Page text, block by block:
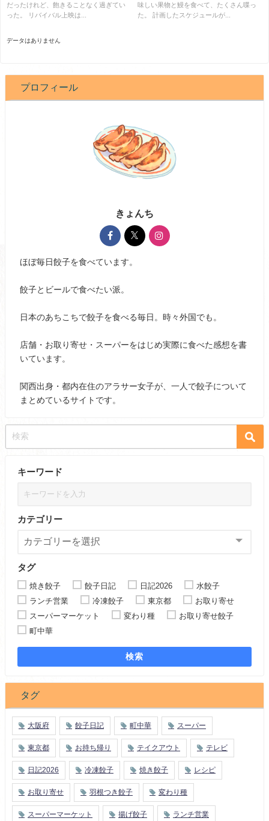
だったけれど、飽きることなく過ぎてい
った。 リバイバル上映は...
味しい果物と鰻を食べて、たくさん喋っ
た。 計画したスケジュールが...
データはありません
プロフィール
きょんち
ほぼ毎日餃子を食べています。
餃子とビールで食べたい派。
日本のあちこちで餃子を食べる毎日。時々外国でも。
店舗・お取り寄せ・スーパーをはじめ実際に食べた感想を書
いています。
関西出身・都内在住のアラサー女子が、一人で餃子について
まとめているサイトです。
キーワード
カテゴリー
タグ
焼き餃子 餃子日記 日記2026
水餃子
ランチ営業
冷凍餃子 東京都
お取り寄せ
スーパーマーケット
変わり種
お取り寄せ餃子
町中華
検索
タグ
大阪府 餃子日記 町中華 スーパー
東京都 お持ち帰り テイクアウト テレビ
日記2026 冷凍餃子 焼き餃子 レシピ
お取り寄せ 羽根つき餃子 変わり種
スーパーマーケット 揚げ餃子 ランチ営業